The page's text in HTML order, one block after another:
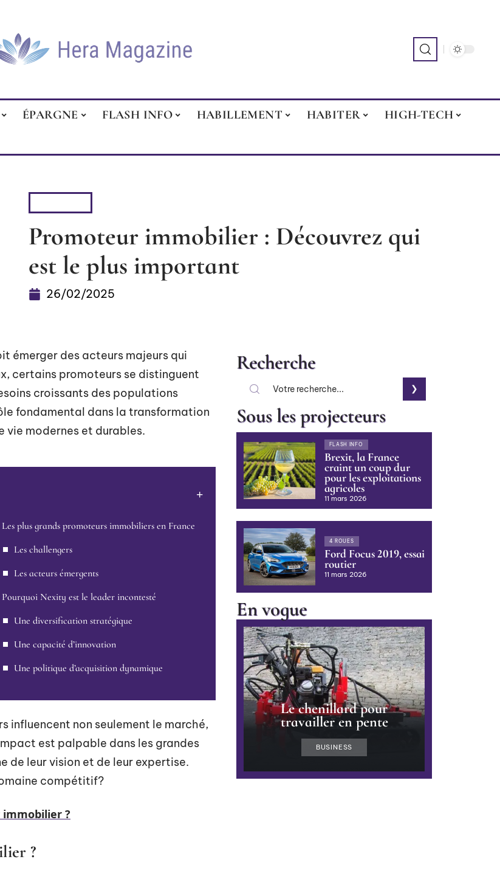
ÉPARGNE FLASH INFO HABILLEMENT HABITER
HIGH-TECH
Promoteur immobilier : Découvrez qui
est le plus important
26/02/2025
émerger des acteurs majeurs qui
certains promoteurs se distinguent
croissants des populations
fondamental dans la transformation
vie modernes et durables.
Les plus grands promoteurs immobiliers en France
Les challengers
Les acteurs émergents
Pourquoi Nexity est le leader incontesté
Une diversification stratégique
Une capacité d’innovation
Une politique d’acquisition dynamique
influencent non seulement le marché,
est palpable dans les grandes
de leur vision et de leur expertise.
compétitif?
?
?
Recherche
Sous les projecteurs
FLASH INFO
Brexit, la France
craint un coup dur
pour les exploitations
agricoles
11 mars 2026
4 ROUES
Ford Focus 2019, essai
routier
11 mars 2026
En vogue
Le chenillard pour
travailler en pente
BUSINESS